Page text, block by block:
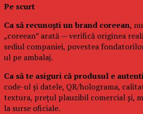
Pe scurt
Ca să recunoști un brand coreean,
„coreean” arată — verifică originea
sediul companiei, povestea
ul pe ambalaj.
Ca să te asiguri că produsul e
code-ul și datele, QR/holograma,
textura, prețul plauzibil comercial și,
la surse oficiale.